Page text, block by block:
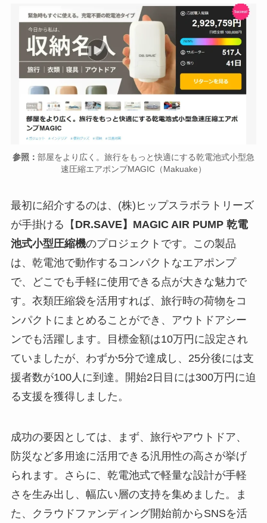
参照： 部屋をより広く。旅行をもっと快適にする乾電池式小型急
速圧縮エアポンプMAGIC（Makuake）
最初に紹介するのは、(株)ヒップスラボラトリーズ
が手掛ける【 DR.SAVE】MAGIC AIR PUMP 乾電
池式小型圧縮機のプロジェクトです。この製品
は、乾電池で動作するコンパクトなエアポンプ
で、どこでも手軽に使用できる点が大きな魅力で
す。衣類圧縮袋を活用すれば、旅行時の荷物をコ
ンパクトにまとめることができ、アウトドアシー
ンでも活躍します。目標金額は10万円に設定され
ていましたが、わずか5分で達成し、25分後には支
援者数が100人に到達。開始2日目には300万円に迫
る支援を獲得しました。
成功の要因としては、まず、旅行やアウトドア、
防災など多用途に活用できる汎用性の高さが挙げ
られます。さらに、乾電池式で軽量な設計が手軽
さを生み出し、幅広い層の支持を集めました。ま
た、クラウドファンディング開始前からSNSを活